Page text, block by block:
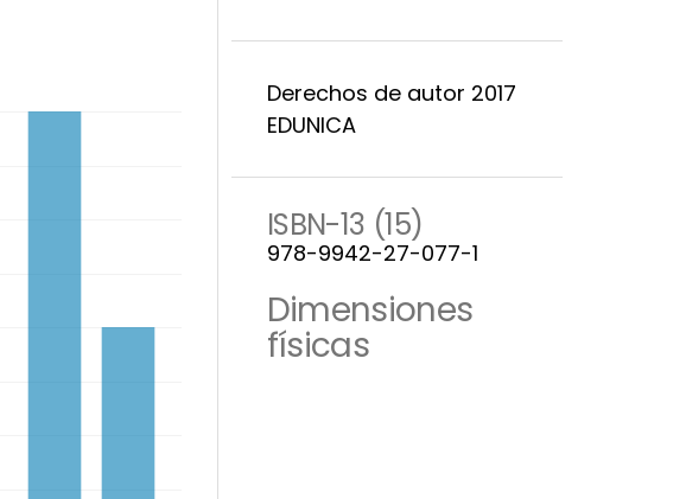
Derechos de autor 2017
EDUNICA
ISBN-13 (15)
978-9942-27-077-1
Dimensiones
físicas